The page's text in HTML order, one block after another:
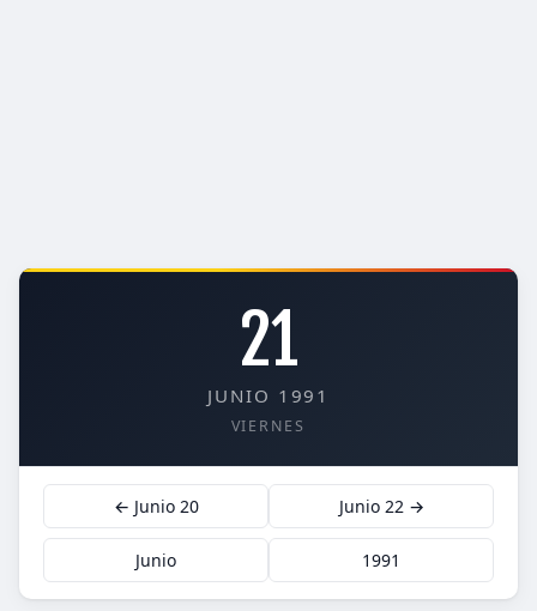
21
JUNIO 1991
VIERNES
← Junio 20 Junio 22 →
Junio 1991